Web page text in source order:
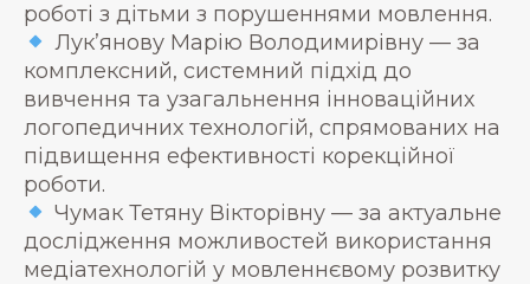
роботі з дітьми з порушеннями мовлення.
Лук’янову Марію Володимирівну — за
комплексний, системний підхід до
вивчення та узагальнення інноваційних
логопедичних технологій, спрямованих на
підвищення ефективності корекційної
роботи.
Чумак Тетяну Вікторівну — за актуальне
дослідження можливостей використання
медіатехнологій у мовленнєвому розвитку